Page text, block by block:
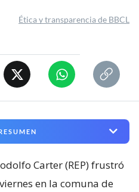
Ética y transparencia de BBCL
Carter (REP) frustró
en la comuna de